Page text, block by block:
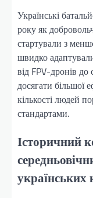
Українські
року як
стартували з
швидко
від FPV-дронів
досягати більшої
кількості людей
стандартами.
Історичний
українських